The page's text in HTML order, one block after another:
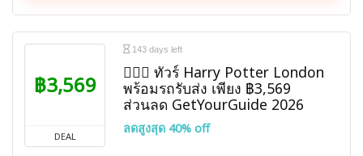
฿3,569
DEAL
143 days left
🧙🏼‍♀️ ทัวร์ Harry Potter London
พร้อมรถรับส่ง เพียง ฿3,569
ส่วนลด GetYourGuide 2026
ลดสูงสุด 40% off